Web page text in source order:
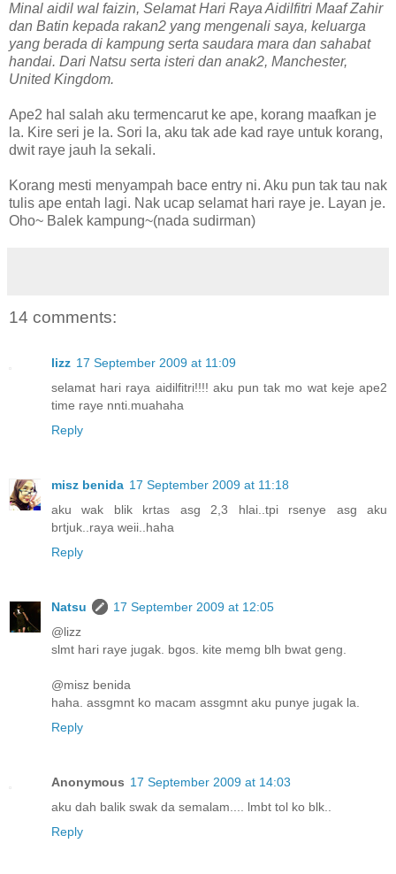
Minal aidil wal faizin, Selamat Hari Raya Aidilfitri Maaf Zahir
dan Batin kepada rakan2 yang mengenali saya, keluarga
yang berada di kampung serta saudara mara dan sahabat
handai. Dari Natsu serta isteri dan anak2, Manchester,
United Kingdom.
Ape2 hal salah aku termencarut ke ape, korang maafkan je
la. Kire seri je la. Sori la, aku tak ade kad raye untuk korang,
dwit raye jauh la sekali.
Korang mesti menyampah bace entry ni. Aku pun tak tau nak
tulis ape entah lagi. Nak ucap selamat hari raye je. Layan je.
Oho~ Balek kampung~(nada sudirman)
14 comments:
lizz 17 September 2009 at 11:09
selamat hari raya aidilfitri!!!! aku pun tak mo wat keje ape2
time raye nnti.muahaha
Reply
misz benida 17 September 2009 at 11:18
aku wak blik krtas asg 2,3 hlai..tpi rsenye asg aku
brtjuk..raya weii..haha
Reply
Natsu
17 September 2009 at 12:05
@lizz
slmt hari raye jugak. bgos. kite memg blh bwat geng.
@misz benida
haha. assgmnt ko macam assgmnt aku punye jugak la.
Reply
Anonymous 17 September 2009 at 14:03
aku dah balik swak da semalam.... lmbt tol ko blk..
Reply